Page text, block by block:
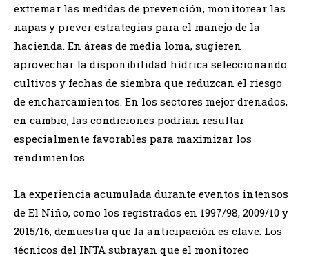
extremar las medidas de prevención, monitorear las
napas y prever estrategias para el manejo de la
hacienda. En áreas de media loma, sugieren
aprovechar la disponibilidad hídrica seleccionando
cultivos y fechas de siembra que reduzcan el riesgo
de encharcamientos. En los sectores mejor drenados,
en cambio, las condiciones podrían resultar
especialmente favorables para maximizar los
rendimientos.
La experiencia acumulada durante eventos intensos
de El Niño, como los registrados en 1997/98, 2009/10 y
2015/16, demuestra que la anticipación es clave. Los
técnicos del INTA subrayan que el monitoreo